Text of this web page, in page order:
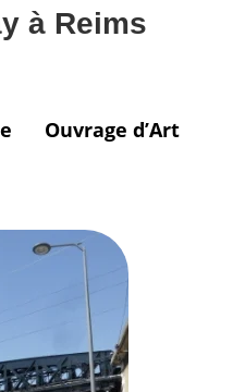
à Reims
Ouvrage d’Art